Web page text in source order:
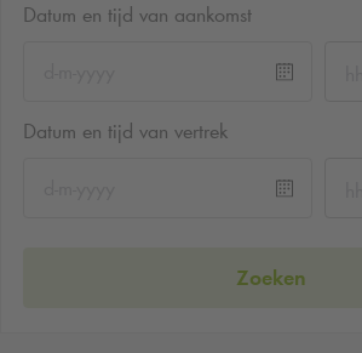
Datum en tijd van aankomst
Datum en tijd van vertrek
Zoeken